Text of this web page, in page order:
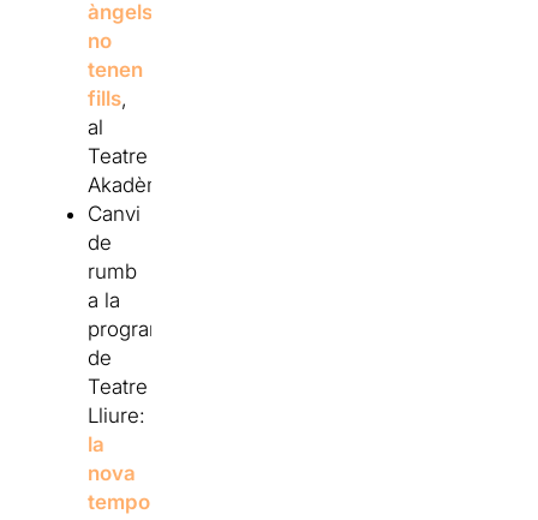
àngels
no
tenen
fills,
al
Teatre
Akadèmia
Canvi
de
rumb
a la
programació
de
Teatre
Lliure:
la
nova
temporada